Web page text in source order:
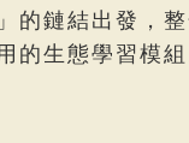
鏈結出發，整
的生態學習模組